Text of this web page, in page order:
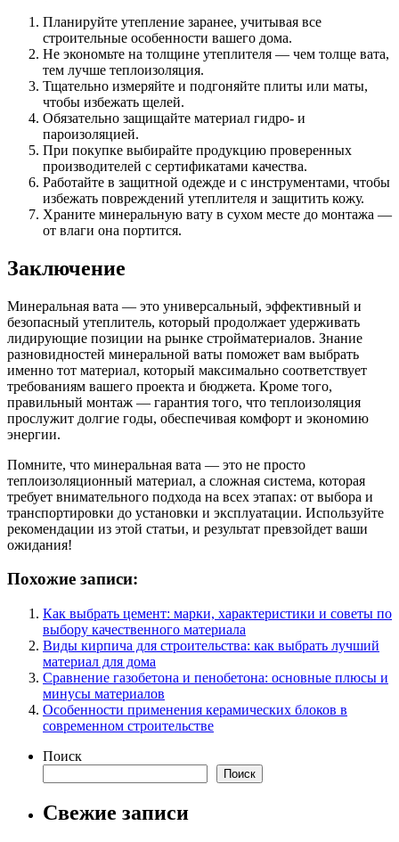
Планируйте утепление заранее, учитывая все
строительные особенности вашего дома.
Не экономьте на толщине утеплителя — чем толще вата,
тем лучше теплоизоляция.
Тщательно измеряйте и подгоняйте плиты или маты,
чтобы избежать щелей.
Обязательно защищайте материал гидро- и
пароизоляцией.
При покупке выбирайте продукцию проверенных
производителей с сертификатами качества.
Работайте в защитной одежде и с инструментами, чтобы
избежать повреждений утеплителя и защитить кожу.
Храните минеральную вату в сухом месте до монтажа —
от влаги она портится.
Заключение
Минеральная вата — это универсальный, эффективный и
безопасный утеплитель, который продолжает удерживать
лидирующие позиции на рынке стройматериалов. Знание
разновидностей минеральной ваты поможет вам выбрать
именно тот материал, который максимально соответствует
требованиям вашего проекта и бюджета. Кроме того,
правильный монтаж — гарантия того, что теплоизоляция
прослужит долгие годы, обеспечивая комфорт и экономию
энергии.
Помните, что минеральная вата — это не просто
теплоизоляционный материал, а сложная система, которая
требует внимательного подхода на всех этапах: от выбора и
транспортировки до установки и эксплуатации. Используйте
рекомендации из этой статьи, и результат превзойдет ваши
ожидания!
Похожие записи:
Как выбрать цемент: марки, характеристики и советы по
выбору качественного материала
Виды кирпича для строительства: как выбрать лучший
материал для дома
Сравнение газобетона и пенобетона: основные плюсы и
минусы материалов
Особенности применения керамических блоков в
современном строительстве
Поиск
Поиск
Свежие записи